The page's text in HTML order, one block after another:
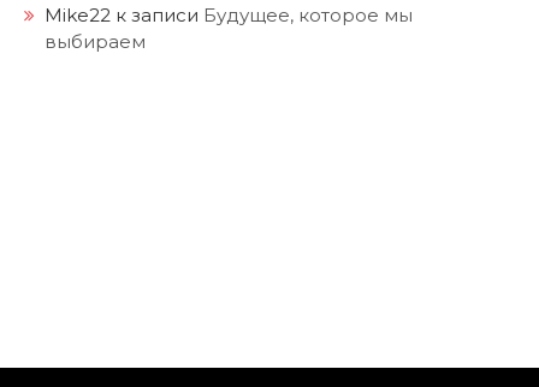
Mike22 к записи Будущее, которое мы
выбираем